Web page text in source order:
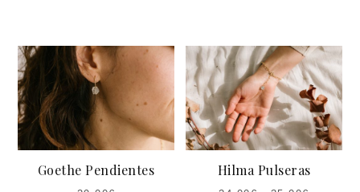
Goethe Pendientes Hilma Pulseras